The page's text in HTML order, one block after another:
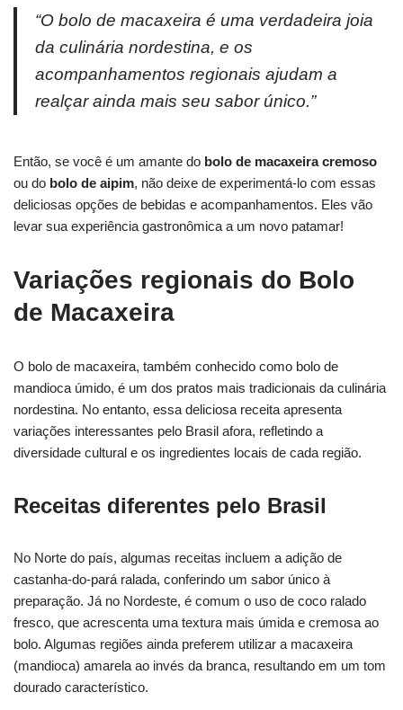
“O bolo de macaxeira é uma verdadeira joia
da culinária nordestina, e os
acompanhamentos regionais ajudam a
realçar ainda mais seu sabor único.”
Então, se você é um amante do bolo de macaxeira cremoso
ou do bolo de aipim, não deixe de experimentá-lo com essas
deliciosas opções de bebidas e acompanhamentos. Eles vão
levar sua experiência gastronômica a um novo patamar!
Variações regionais do Bolo
de Macaxeira
O bolo de macaxeira, também conhecido como bolo de
mandioca úmido, é um dos pratos mais tradicionais da culinária
nordestina. No entanto, essa deliciosa receita apresenta
variações interessantes pelo Brasil afora, refletindo a
diversidade cultural e os ingredientes locais de cada região.
Receitas diferentes pelo Brasil
No Norte do país, algumas receitas incluem a adição de
castanha-do-pará ralada, conferindo um sabor único à
preparação. Já no Nordeste, é comum o uso de coco ralado
fresco, que acrescenta uma textura mais úmida e cremosa ao
bolo. Algumas regiões ainda preferem utilizar a macaxeira
(mandioca) amarela ao invés da branca, resultando em um tom
dourado característico.